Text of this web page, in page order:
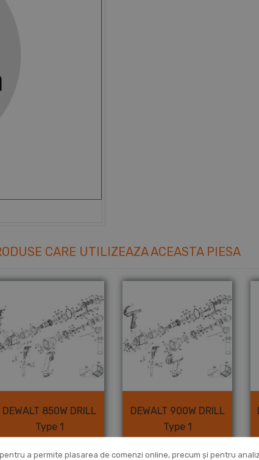
a permite plasarea de comenzi online, precum și pentru
CARE UTILIZEAZA ACEASTA PIESA
DEWALT 850W DRILL
Type 1
DEWALT 900W DRILL
Type 1